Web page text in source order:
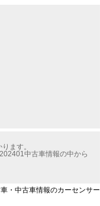
ます。
中古車情報の中から
・中古車情報のカーセンサー